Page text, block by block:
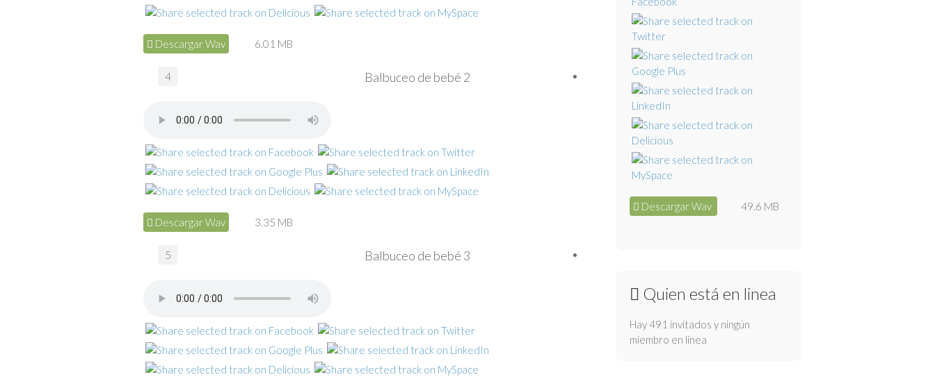
Descargar Wav 6.01 MB
Balbuceo de bebé 2
Descargar Wav 3.35 MB
Balbuceo de bebé 3
4
5
Descargar Wav 49.6 MB
Quien está en linea
Hay 491 invitados y ningún
miembro en línea